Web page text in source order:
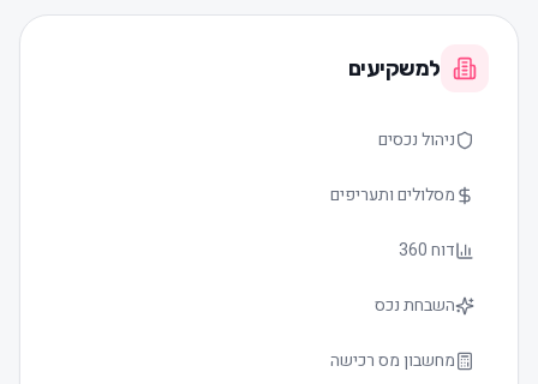
למשקיעים
ניהול נכסים
מסלולים ותעריפים
דוח 360
השבחת נכס
מחשבון מס רכישה